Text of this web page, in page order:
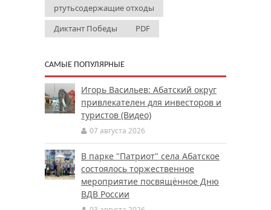
ртутьсодержащие отходы
Диктант Победы
PDF
САМЫЕ ПОПУЛЯРНЫЕ
Игорь Васильев: Абатский округ
привлекателен для инвесторов и
туристов (Видео)
07 августа 2026
В парке "Патриот" села Абатское
состоялось торжественное
мероприятие посвящённое Дню
ВДВ России